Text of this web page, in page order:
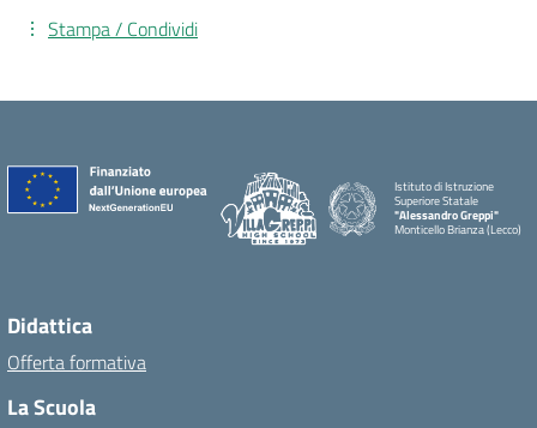
Stampa / Condividi
Istituto di Istruzione
Superiore Statale
"Alessandro Greppi"
Monticello Brianza (Lecco)
Didattica
Offerta formativa
La Scuola